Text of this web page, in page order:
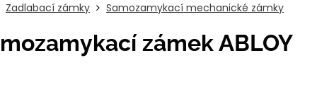
Zadlabací zámky Samozamykací mechanické zámky
zámek ABLOY